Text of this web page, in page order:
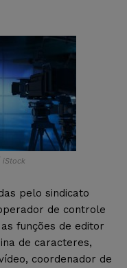
iStock
pelo sindicato
de controle
funções de editor
de caracteres,
coordenador de